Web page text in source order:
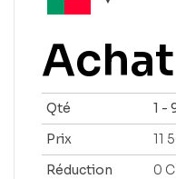
Qté 1 -
Prix
11
Réduction
0